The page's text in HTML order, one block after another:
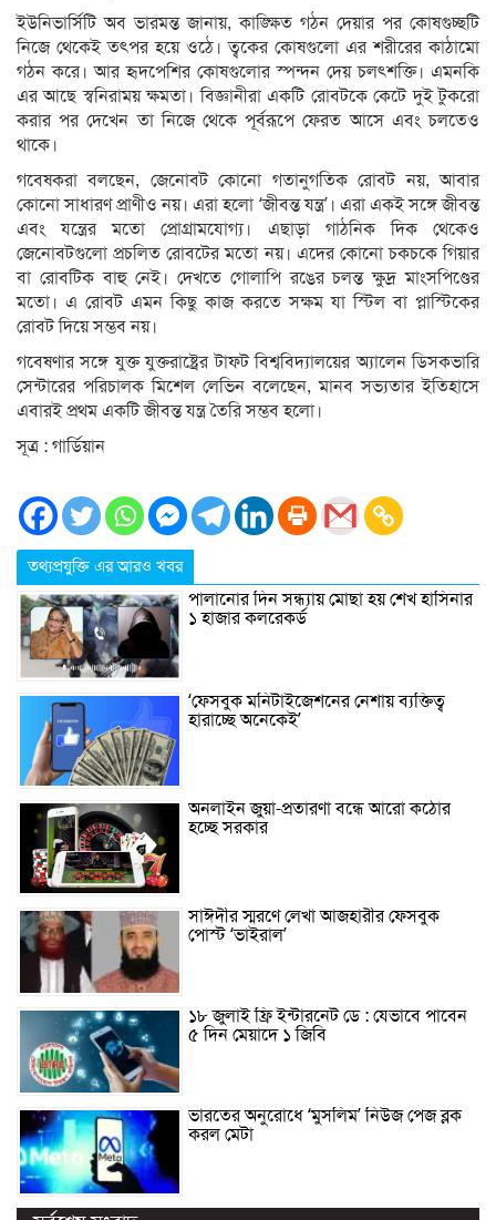
ইউনিভার্সিটি অব ভারমন্ত জানায়, কাঙ্ক্ষিত গঠন দেয়ার পর কোষগুচ্ছটি
নিজে থেকেই তৎপর হয়ে ওঠে। ত্বকের কোষগুলো এর শরীরের কাঠামো
গঠন করে। আর হৃদপেশির কোষগুলোর স্পন্দন দেয় চলৎশক্তি। এমনকি
এর আছে স্বনিরাময় ক্ষমতা। বিজ্ঞানীরা একটি রোবটকে কেটে দুই টুকরো
করার পর দেখেন তা নিজে থেকে পূর্বরূপে ফেরত আসে এবং চলতেও
থাকে।
গবেষকরা বলছেন, জেনোবট কোনো গতানুগতিক রোবট নয়, আবার
কোনো সাধারণ প্রাণীও নয়। এরা হলো ‘জীবন্ত যন্ত্র’। এরা একই সঙ্গে জীবন্ত
এবং যন্ত্রের মতো প্রোগ্রামযোগ্য। এছাড়া গাঠনিক দিক থেকেও
জেনোবটগুলো প্রচলিত রোবটের মতো নয়। এদের কোনো চকচকে গিয়ার
বা রোবটিক বাহু নেই। দেখতে গোলাপি রঙের চলন্ত ক্ষুদ্র মাংসপিণ্ডের
মতো। এ রোবট এমন কিছু কাজ করতে সক্ষম যা স্টিল বা প্লাস্টিকের
রোবট দিয়ে সম্ভব নয়।
গবেষণার সঙ্গে যুক্ত যুক্তরাষ্ট্রের টাফট বিশ্ববিদ্যালয়ের অ্যালেন ডিসকভারি
সেন্টারের পরিচালক মিশেল লেভিন বলেছেন, মানব সভ্যতার ইতিহাসে
এবারই প্রথম একটি জীবন্ত যন্ত্র তৈরি সম্ভব হলো।
সূত্র : গার্ডিয়ান
তথ্যপ্রযুক্তি এর আরও খবর
পালানোর দিন সন্ধ্যায় মোছা হয় শেখ হাসিনার
১ হাজার কলরেকর্ড
‘ফেসবুক মনিটাইজেশনের নেশায় ব্যক্তিত্ব
হারাচ্ছে অনেকেই’
অনলাইন জুয়া-প্রতারণা বন্ধে আরো কঠোর
হচ্ছে সরকার
সাঈদীর স্মরণে লেখা আজহারীর ফেসবুক
পোস্ট ‘ভাইরাল’
১৮ জুলাই ফ্রি ইন্টারনেট ডে : যেভাবে পাবেন
৫ দিন মেয়াদে ১ জিবি
ভারতের অনুরোধে ‘মুসলিম’ নিউজ পেজ ব্লক
করল মেটা